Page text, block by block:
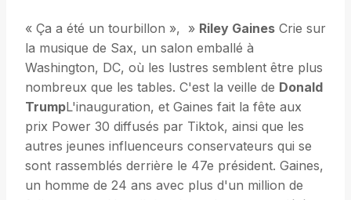
« Ça a été un tourbillon », » Riley Gaines Crie sur
la musique de Sax, un salon emballé à
Washington, DC, où les lustres semblent être plus
nombreux que les tables. C'est la veille de Donald
TrumpL'inauguration, et Gaines fait la fête aux
prix Power 30 diffusés par Tiktok, ainsi que les
autres jeunes influenceurs conservateurs qui se
sont rassemblés derrière le 47e président. Gaines,
un homme de 24 ans avec plus d'un million de